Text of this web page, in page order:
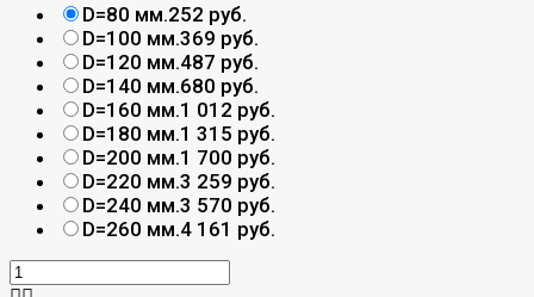
D=80 мм.252 руб.
D=100 мм.369 руб.
D=120 мм.487 руб.
D=140 мм.680 руб.
D=160 мм.1 012 руб.
D=180 мм.1 315 руб.
D=200 мм.1 700 руб.
D=220 мм.3 259 руб.
D=240 мм.3 570 руб.
D=260 мм.4 161 руб.